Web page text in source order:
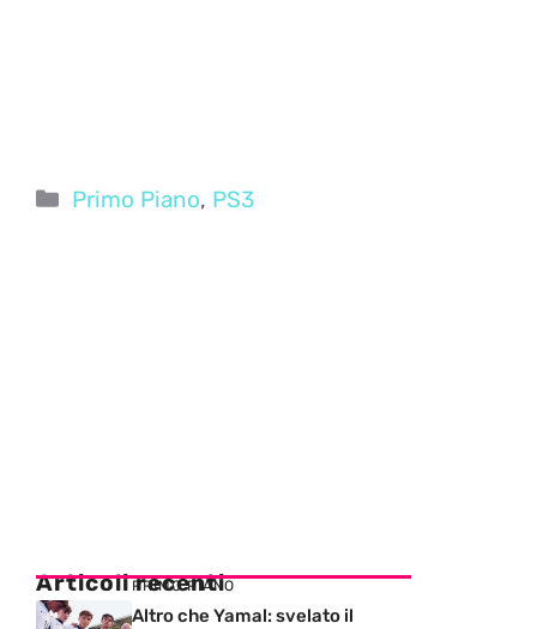
Categorie
Primo Piano, PS3
Articoli recenti
PRIMO PIANO
Altro che Yamal: svelato il